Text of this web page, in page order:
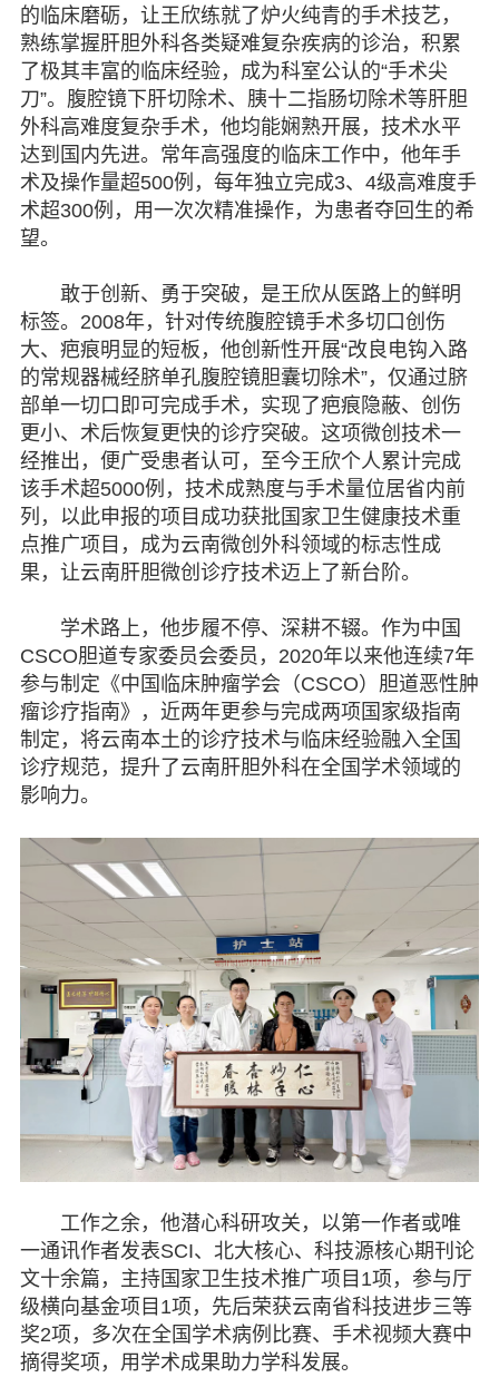
的临床磨砺，让王欣练就了炉火纯青的手术技艺，
熟练掌握肝胆外科各类疑难复杂疾病的诊治，积累
了极其丰富的临床经验，成为科室公认的“手术尖
刀”。腹腔镜下肝切除术、胰十二指肠切除术等肝胆
外科高难度复杂手术，他均能娴熟开展，技术水平
达到国内先进。常年高强度的临床工作中，他年手
术及操作量超500例，每年独立完成3、4级高难度手
术超300例，用一次次精准操作，为患者夺回生的希
望。
敢于创新、勇于突破，是王欣从医路上的鲜明
标签。2008年，针对传统腹腔镜手术多切口创伤
大、疤痕明显的短板，他创新性开展“改良电钩入路
的常规器械经脐单孔腹腔镜胆囊切除术”，仅通过脐
部单一切口即可完成手术，实现了疤痕隐蔽、创伤
更小、术后恢复更快的诊疗突破。这项微创技术一
经推出，便广受患者认可，至今王欣个人累计完成
该手术超5000例，技术成熟度与手术量位居省内前
列，以此申报的项目成功获批国家卫生健康技术重
点推广项目，成为云南微创外科领域的标志性成
果，让云南肝胆微创诊疗技术迈上了新台阶。
学术路上，他步履不停、深耕不辍。作为中国
CSCO胆道专家委员会委员，2020年以来他连续7年
参与制定《中国临床肿瘤学会（CSCO）胆道恶性肿
瘤诊疗指南》，近两年更参与完成两项国家级指南
制定，将云南本土的诊疗技术与临床经验融入全国
诊疗规范，提升了云南肝胆外科在全国学术领域的
影响力。
工作之余，他潜心科研攻关，以第一作者或唯
一通讯作者发表SCI、北大核心、科技源核心期刊论
文十余篇，主持国家卫生技术推广项目1项，参与厅
级横向基金项目1项，先后荣获云南省科技进步三等
奖2项，多次在全国学术病例比赛、手术视频大赛中
摘得奖项，用学术成果助力学科发展。